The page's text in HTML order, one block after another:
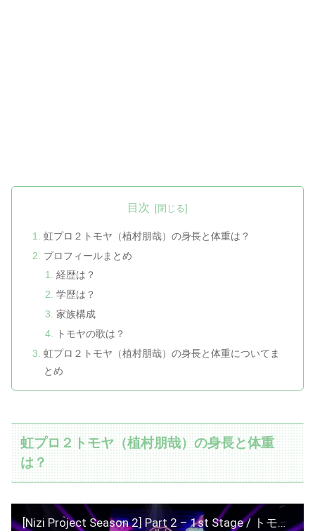
目次
虹プロ２トモヤ（植村朋哉）の身長と体重は？
プロフィールまとめ
経歴は？
学歴は？
家族構成
トモヤの歌は？
虹プロ２トモヤ（植村朋哉）の身長と体重についてま
とめ
虹プロ２トモヤ（植村朋哉）の身長と体重
は？
[Nizi Project Season 2] Part 2 – 1st Stage / トモヤ(TOMOYA) ♬Who's your mama? (feat. Jessi)